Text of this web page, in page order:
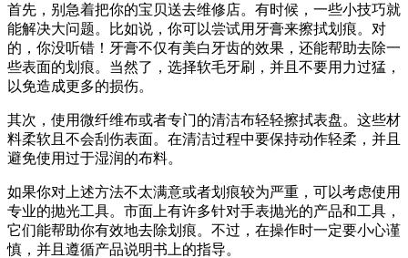
首先，别急着把你的宝贝送去维修店。有时候，一些小技巧就
能解决大问题。比如说，你可以尝试用牙膏来擦拭划痕。对
的，你没听错！牙膏不仅有美白牙齿的效果，还能帮助去除一
些表面的划痕。当然了，选择软毛牙刷，并且不要用力过猛，
以免造成更多的损伤。
其次，使用微纤维布或者专门的清洁布轻轻擦拭表盘。这些材
料柔软且不会刮伤表面。在清洁过程中要保持动作轻柔，并且
避免使用过于湿润的布料。
如果你对上述方法不太满意或者划痕较为严重，可以考虑使用
专业的抛光工具。市面上有许多针对手表抛光的产品和工具，
它们能帮助你有效地去除划痕。不过，在操作时一定要小心谨
慎，并且遵循产品说明书上的指导。